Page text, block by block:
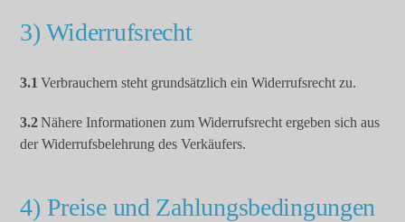
3) Widerrufsrecht
3.1 Verbrauchern steht grundsätzlich ein Widerrufsrecht zu.
3.2Nähere Informationen zum Widerrufsrecht ergeben sich aus
der Widerrufsbelehrung des Verkäufers.
4) Preise und Zahlungsbedingungen